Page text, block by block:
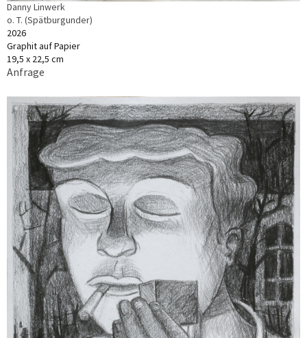
Danny Linwerk
o. T. (Spätburgunder)
2026
Graphit auf Papier
19,5 x 22,5 cm
Anfrage